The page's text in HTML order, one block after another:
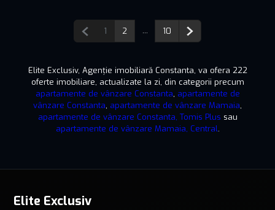
Pagina anterioară
1 2 ... 10 Pagina următoare
Elite Exclusiv, Agenție imobiliară Constanta, va ofera 222
oferte imobiliare, actualizate la zi, din categorii precum
apartamente de vânzare Constanta, apartamente de
vânzare Constanta, apartamente de vânzare Mamaia,
apartamente de vânzare Constanta, Tomis Plus sau
apartamente de vânzare Mamaia, Central.
Elite Exclusiv